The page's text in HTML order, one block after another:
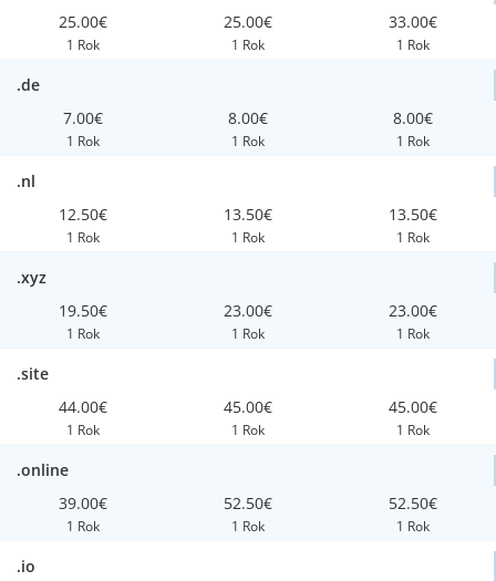
25.00€
1 Rok
25.00€
1 Rok
33.00€
1 Rok
.de
7.00€
1 Rok
8.00€
1 Rok
8.00€
1 Rok
.nl
12.50€
1 Rok
13.50€
1 Rok
13.50€
1 Rok
.xyz
19.50€
1 Rok
23.00€
1 Rok
23.00€
1 Rok
.site
44.00€
1 Rok
45.00€
1 Rok
45.00€
1 Rok
.online
39.00€
1 Rok
52.50€
1 Rok
52.50€
1 Rok
.io